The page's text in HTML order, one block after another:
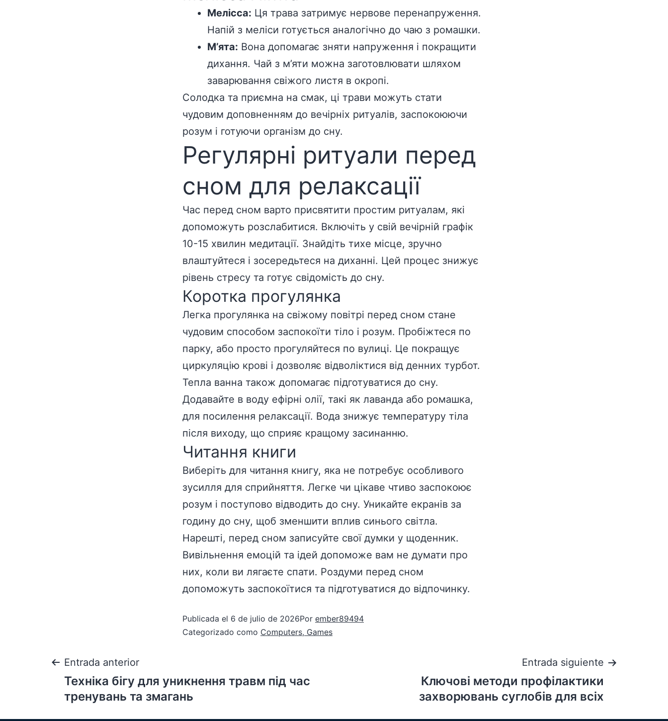
Мелісса: Ця трава затримує нервове перенапруження.
Напій з меліси готується аналогічно до чаю з ромашки.
М’ята: Вона допомагає зняти напруження і покращити
дихання. Чай з м’яти можна заготовлювати шляхом
заварювання свіжого листя в окропі.
Солодка та приємна на смак, ці трави можуть стати
чудовим доповненням до вечірніх ритуалів, заспокоюючи
розум і готуючи організм до сну.
Регулярні ритуали перед
сном для релаксації
Час перед сном варто присвятити простим ритуалам, які
допоможуть розслабитися. Включіть у свій вечірній графік
10-15 хвилин медитації. Знайдіть тихе місце, зручно
влаштуйтеся і зосередьтеся на диханні. Цей процес знижує
рівень стресу та готує свідомість до сну.
Коротка прогулянка
Легка прогулянка на свіжому повітрі перед сном стане
чудовим способом заспокоїти тіло і розум. Пробіжтеся по
парку, або просто прогуляйтеся по вулиці. Це покращує
циркуляцію крові і дозволяє відволіктися від денних турбот.
Тепла ванна також допомагає підготуватися до сну.
Додавайте в воду ефірні олії, такі як лаванда або ромашка,
для посилення релаксації. Вода знижує температуру тіла
після виходу, що сприяє кращому засинанню.
Читання книги
Виберіть для читання книгу, яка не потребує особливого
зусилля для сприйняття. Легке чи цікаве чтиво заспокоює
розум і поступово відводить до сну. Уникайте екранів за
годину до сну, щоб зменшити вплив синього світла.
Нарешті, перед сном записуйте свої думки у щоденник.
Вивільнення емоцій та ідей допоможе вам не думати про
них, коли ви лягаєте спати. Роздуми перед сном
допоможуть заспокоїтися та підготуватися до відпочинку.
Publicada el 6 de julio de 2026Por ember89494
Categorizado como Computers, Games
Entrada anterior
Техніка бігу для уникнення травм під час
тренувань та змагань
Entrada siguiente
Ключові методи профілактики
захворювань суглобів для всіх